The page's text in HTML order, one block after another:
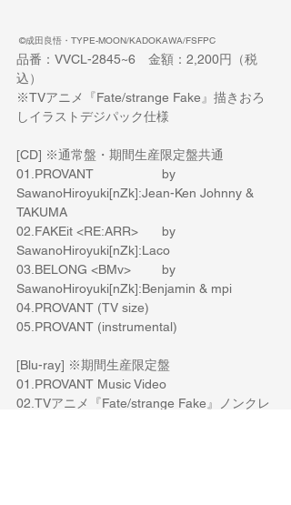
©成田良悟・TYPE-MOON/KADOKAWA/FSFPC
品番：VVCL-2845~6　金額：2,200円（税
込）
※TVアニメ『Fate/strange Fake』描きおろ
しイラストデジパック仕様
[CD] ※通常盤・期間生産限定盤共通
01.PROVANT
by
SawanoHiroyuki[nZk]:Jean-Ken Johnny &
TAKUMA
02.FAKEit <RE:ARR>
by
SawanoHiroyuki[nZk]:Laco
03.BELONG <BMv>
by
SawanoHiroyuki[nZk]:Benjamin & mpi
04.PROVANT (TV size)
05.PROVANT (instrumental)
[Blu-ray] ※期間生産限定盤
01.PROVANT Music Video
02.TVアニメ『Fate/strange Fake』ノンクレ